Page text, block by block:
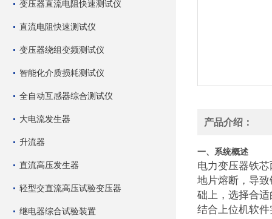
变压器直流电阻快速测试仪
直流电阻快速测试仪
变压器绕组变频测试仪
智能化介质损耗测试仪
全自动互感器综合测试仪
大电流发生器
升流器
直流高压发生器
轻型交直流高压试验变压器
继电器综合试验装置
产品介绍：
一、系统概述
电力变压器铁
地片熔断，导
础上，选择合
结合上位机软